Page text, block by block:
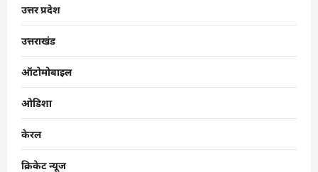
उत्तर प्रदेश
उत्तराखंड
ऑटोमोबाइल
ओडिशा
केरल
क्रिकेट न्यूज